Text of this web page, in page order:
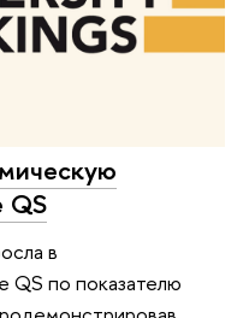
QS
в
QS по показателю